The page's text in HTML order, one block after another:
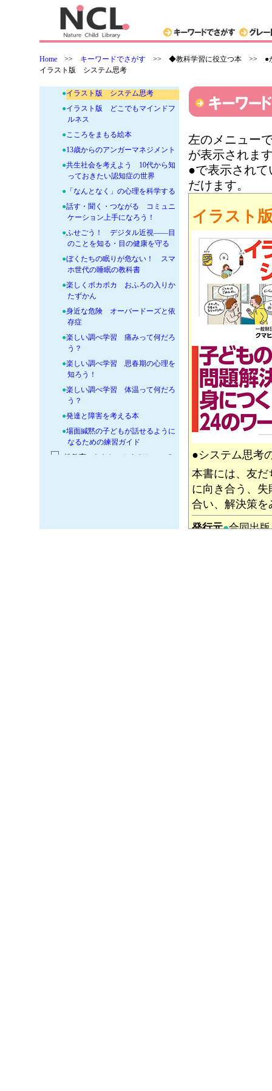
Home >> キーワードでさがす >> ◆教科学習に役立つ本 >> ●
イラスト版 システム思考
ぶ本
●からだとこころ・多様性をまなぶ
本
● ようこそ！思春期 おとなに近づ
●イラスト版 システム思考
●イラスト版 どこでもマインドフ
ルネス
●こころをまもる絵本
●13歳からのアンガーマネジメント
●共生社会を考えよう 10代から知
っておきたい認知症の世界
●「なんとなく」の心理を科学する
●話す・聞く・つながる コミュニ
ケーション上手になろう！
●ふせごう！ デジタル近視——目
のことを知る・目の健康を守る
●ぼくたちの眠りが危ない！ スマ
ホ世代の睡眠の教科書
●楽しくポカポカ おふろの入りか
たずかん
●身近な危険 オーバードーズと依
存症
●楽しい調べ学習 痛みって何だろ
う？
●楽しい調べ学習 思春期の心理を
知ろう！
●楽しい調べ学習 体温って何だろ
う？
●発達と障害を考える本
●場面緘黙の子どもが話せるように
なるための練習ガイド
●性教育 わたしのからだとこころ
左のメニュー
が表示されま
●で表示され
だけます。
イラスト
●システム思考
本書には、友
に向き合う、
合い、解決策を
発行元●合同出